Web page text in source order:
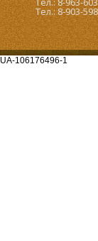
Тел.: 8-903-
UA-106176496-1